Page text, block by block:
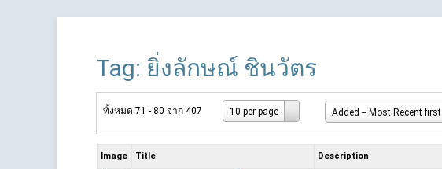
Tag: ยิ่งลักษณ์ ชินวัตร
ทั้งหมด 71 - 80 จาก 407 10 per page Added -- Most Recent first
Image Title Description